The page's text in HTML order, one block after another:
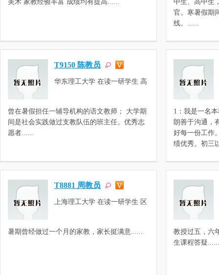
美术 家教经验丰富 成绩均有提高......
中生、高中生
官。寒暑假期
线。......
T9150 陈教员
华东理工大学 在读一研学生 高
曾在暑假担任一辅导机构的语文教师； 大学期
间是社会实践做过支教队伍的班主任。优秀志
愿者......
1：我是一名
朗善于沟通，
好每一份工作
绩优秀。初三
T8881 周教员
上海理工大学 在读一研学生 区
暑期曾经做过一个月的家教，家长挺满意......
教授过五，六
生课程答疑......